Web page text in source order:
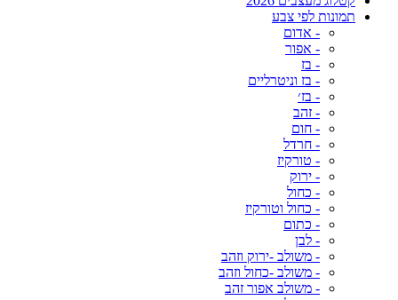
תמונות לפי צבע
- אדום
- אפור
- בז
- בז וניטרליים
- בז׳
- זהב
- חום
- חרדל
- טורקיז
- ירוק
- כחול
- כחול וטורקיז
- כתום
- לבן
- משולב -ירוק וזהב
- משולב -כחול וזהב
- משולב אפור זהב